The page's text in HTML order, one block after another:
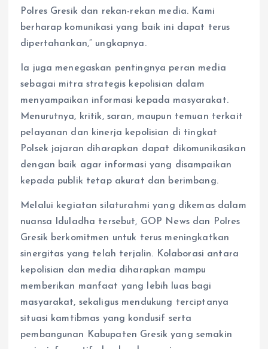
Polres Gresik dan rekan-rekan media. Kami
berharap komunikasi yang baik ini dapat terus
dipertahankan,” ungkapnya.
Ia juga menegaskan pentingnya peran media
sebagai mitra strategis kepolisian dalam
menyampaikan informasi kepada masyarakat.
Menurutnya, kritik, saran, maupun temuan terkait
pelayanan dan kinerja kepolisian di tingkat
Polsek jajaran diharapkan dapat dikomunikasikan
dengan baik agar informasi yang disampaikan
kepada publik tetap akurat dan berimbang.
Melalui kegiatan silaturahmi yang dikemas dalam
nuansa Iduladha tersebut, GOP News dan Polres
Gresik berkomitmen untuk terus meningkatkan
sinergitas yang telah terjalin. Kolaborasi antara
kepolisian dan media diharapkan mampu
memberikan manfaat yang lebih luas bagi
masyarakat, sekaligus mendukung terciptanya
situasi kamtibmas yang kondusif serta
pembangunan Kabupaten Gresik yang semakin